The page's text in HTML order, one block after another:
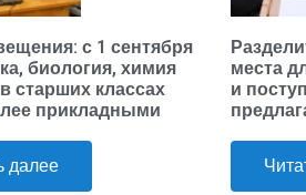
с 1 сентября
биология, химия
старших классах
прикладными
далее
места
и